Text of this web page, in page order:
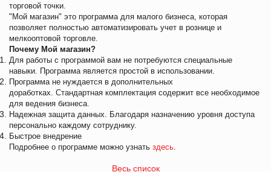
торговой точки.
"Мой магазин" это программа для малого бизнеса, которая
позволяет полностью автоматизировать учет в рознице и
мелкооптовой торговле.
Почему Мой магазин?
Для работы с программой вам не потребуются специальные
навыки. Программа является простой в использовании.
Программа не нуждается в дополнительных
доработках. Стандартная комплектация содержит все необходимое
для ведения бизнеса.
Надежная защита данных. Благодаря назначению уровня доступа
персонально каждому сотруднику.
Быстрое внедрение
Подробнее о программе можно узнать здесь
Весь список